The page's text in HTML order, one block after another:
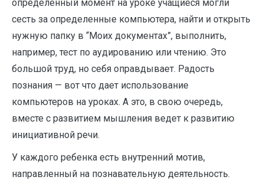
определенный момент на уроке учащиеся могли
сесть за определенные компьютера, найти и открыть
нужную папку в “Моих документах”, выполнить,
например, тест по аудированию или чтению. Это
большой труд, но себя оправдывает. Радость
познания — вот что дает использование
компьютеров на уроках. А это, в свою очередь,
вместе с развитием мышления ведет к развитию
инициативной речи.
У каждого ребенка есть внутренний мотив,
направленный на познавательную деятельность.